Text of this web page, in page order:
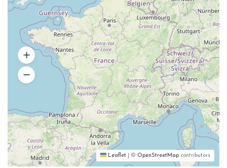
Leaflet © OpenStreetMap contributors